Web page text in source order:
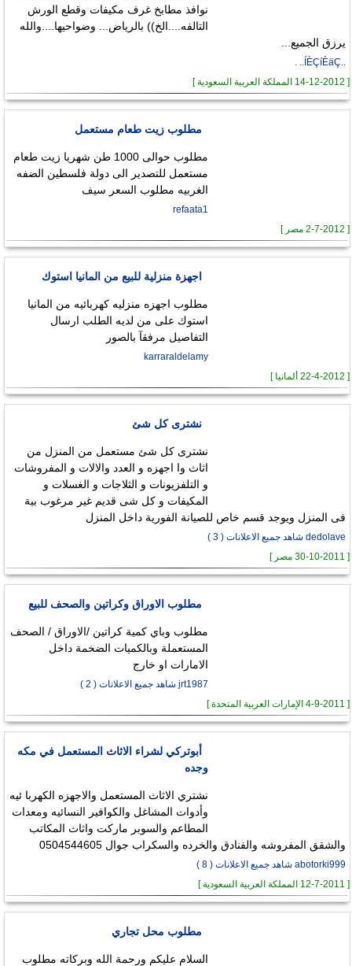
نوافذ مطابخ غرف مكيفات وقطع الورش
التالفه....الخ)) بالرياض... وضواحيها....والله
يرزق الجميع...
..ÍÈÇíÈäÇ.. .
[ 14-12-2012 المملكة العربية السعودية ]
مطلوب زيت طعام مستعمل
مطلوب حوالى 1000 طن شهريا زيت طعام
مستعمل للتصدير الى دولة فلسطين الضفه
الغربيه مطلوب السعر سيف
refaata1
[ 2-7-2012 مصر ]
اجهزة منزلية للبيع من المانيا استوك
مطلوب اجهزه منزليه كهربائيه من المانيا
استوك على من لديه الطلب ارسال
التفاصيل مرفقآ بالصور
karraraldelamy
[ 22-4-2012 ألمانيا ]
نشترى كل شئ
نشترى كل شئ مستعمل من المنزل من
اثاث وا اجهزه و العدد والالات و المفروشات
و التلفزيونات و الثلاجات و الغسلات و
المكيفات و كل شى قديم غير مرغوب بية
فى المنزل ويوجد قسم خاص للصيانة الفورية داخل المنزل
dedolave شاهد جميع الاعلانات ( 3 )
[ 30-10-2011 مصر ]
مطلوب الاوراق وكراتين والصحف للبيع
مطلوب وباي كمية كراتين /الاوراق / الصحف
المستعملة وبالكميات الضخمة داخل
الامارات او خارج
jrt1987 شاهد جميع الاعلانات ( 2 )
[ 4-9-2011 الإمارات العربية المتحدة ]
أبوتركي لشراء الاثاث المستعمل في مكه
وجده
نشتري الاثاث المستعمل والاجهزه الكهربا ئيه
وأدوات المشاغل والكوافير النسائيه ومعدات
المطاعم والسوبر ماركت واثاث المكاتب
والشقق المفروشه والفنادق والخرده والسكراب جوال 0504544605
abotorki999 شاهد جميع الاعلانات ( 8 )
[ 12-7-2011 المملكة العربية السعودية ]
مطلوب محل تجاري
السلام عليكم ورحمة الله وبركاته مطلوب